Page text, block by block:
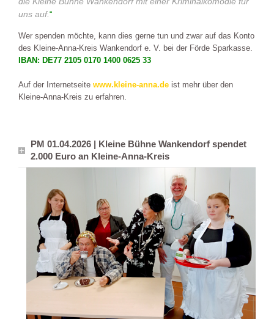
uns auf.“
Wer spenden möchte, kann dies gerne tun und zwar auf das Konto
des Kleine-Anna-Kreis Wankendorf e. V. bei der Förde Sparkasse.
IBAN: DE77 2105 0170 1400 0625 33
Auf der Internetseite www.kleine-anna.de ist mehr über den
Kleine-Anna-Kreis zu erfahren.
PM 01.04.2026 | Kleine Bühne Wankendorf spendet
2.000 Euro an Kleine-Anna-Kreis